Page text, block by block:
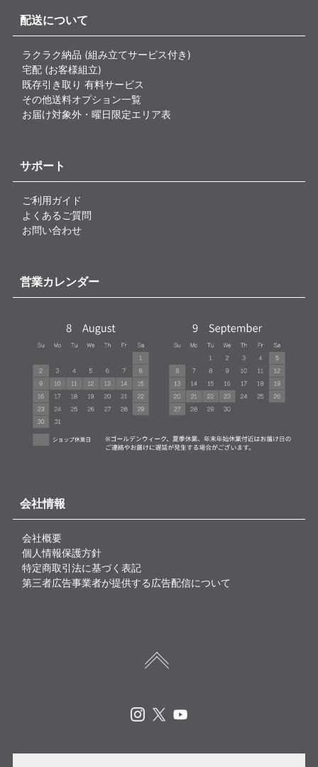
配送について
ラクラク納品 (組み立てサービス付き)
宅配 (お客様組立)
既存引き取り 有料サービス
その他送料オプション一覧
お届け対象外・曜日限定エリア表
サポート
ご利用ガイド
よくあるご質問
お問い合わせ
営業カレンダー
会社情報
会社概要
個人情報保護方針
特定商取引法に基づく表記
第三者広告事業者が提供する広告配信について